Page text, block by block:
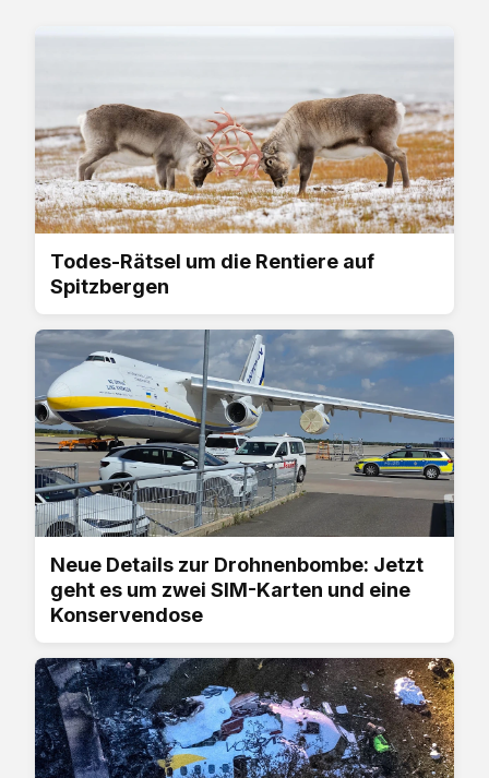
Todes-Rätsel um die Rentiere auf
Spitzbergen
Neue Details zur Drohnenbombe: Jetzt
geht es um zwei SIM-Karten und eine
Konservendose